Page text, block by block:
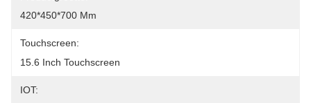
420*450*700 Mm
Touchscreen:
15.6 Inch Touchscreen
IOT: